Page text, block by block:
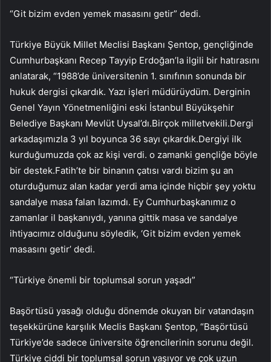
“Git bizim evden yemek masasını getir” dedi.
Türkiye Büyük Millet Meclisi Başkanı Şentop, gençliğinde
Cumhurbaşkanı Recep Tayyip Erdoğan’la ilgili bir hatırasını
anlatarak, “1988’de üniversitenin 1. sınıfının sonunda bir
hukuk dergisi çıkardık. Yazı işleri müdürüydüm. Derginin
Genel Yayın Yönetmenliğini eski İstanbul Büyükşehir
Belediye Başkanı Mevlüt Uysal’dı.Birçok milletvekili.Dergi
arkadaşımızla 3 yıl boyunca 36 sayı çıkardık.Dergiyi ilk
kurduğumuzda çok az kişi verdi. o zamanki gençliğe böyle
bir destek.Fatih’te bir binanın çatısı vardı bizim şu an
oturduğumuz alan kadar yerdi ama içinde hiçbir şey yoktu
sandalye masa falan lazımdı. Ey Cumhurbaşkanımız o
zamanlar il başkanıydı, yanına gittik masa ve sandalye
ihtiyacımız olduğunu söyledik, ‘Git bizim evden yemek
masasını getir’ dedi.
“Türkiye önemli bir toplumsal sorun yaşadı”
Başörtüsü yasağı olduğu dönemde okuyan bir vatandaşın
teşekkürüne karşılık Meclis Başkanı Şentop, “Başörtüsü
Türkiye’de sadece üniversite öğrencilerinin sorunu değil.
Türkiye ciddi bir toplumsal sorun yaşıyor ve çok uzun